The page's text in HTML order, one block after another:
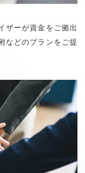
ザーが資金をご拠出
などのプランをご提